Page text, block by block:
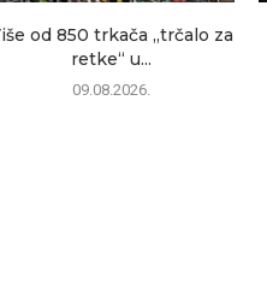
od 850 trkača „trčalo za
retke“ u...
09.08.2026.